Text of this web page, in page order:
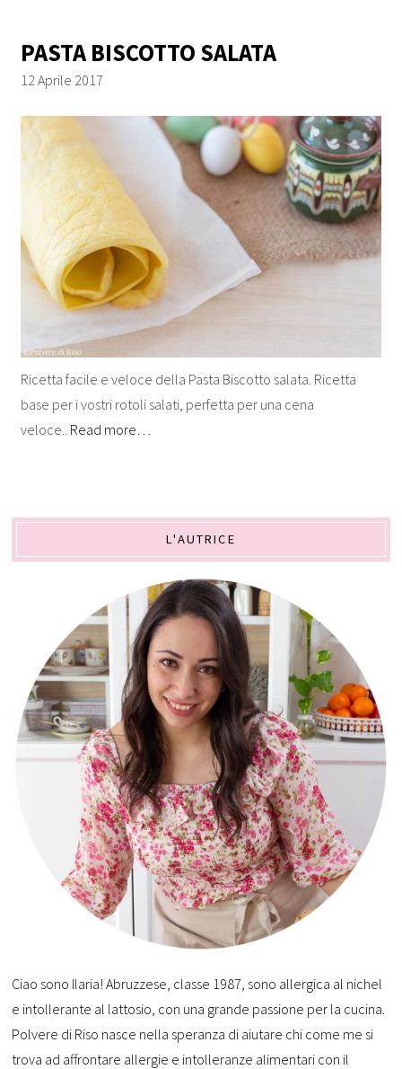
PASTA BISCOTTO SALATA
12 Aprile 2017
Ricetta facile e veloce della Pasta Biscotto salata. Ricetta
base per i vostri rotoli salati, perfetta per una cena
veloce.. Read more…
L'AUTRICE
Ciao sono Ilaria! Abruzzese, classe 1987, sono allergica al nichel
e intollerante al lattosio, con una grande passione per la cucina.
Polvere di Riso nasce nella speranza di aiutare chi come me si
trova ad affrontare allergie e intolleranze alimentari con il